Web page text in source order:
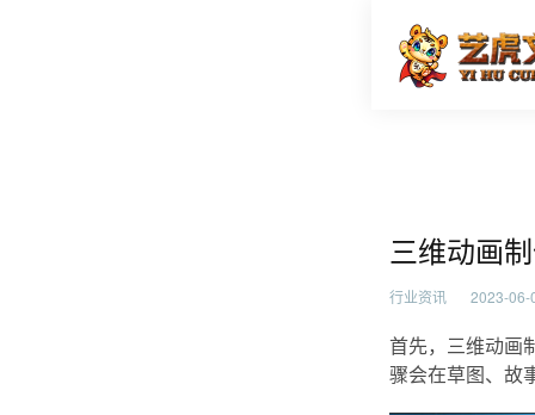
三维动
三维动画
行业资讯 2023-06-
首先，三维动画
骤会在草图、故